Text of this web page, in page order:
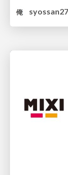
syossan27